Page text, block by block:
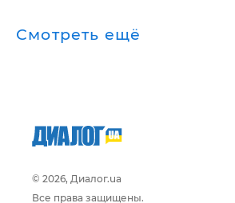
Смотреть ещё
© 2026, Диалог.ua
Все права защищены.